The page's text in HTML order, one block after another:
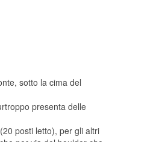
sotto la cima del
presenta delle
posti letto), per gli altri